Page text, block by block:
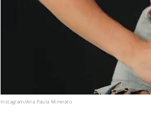
Instagram/Ana Paula Minerato